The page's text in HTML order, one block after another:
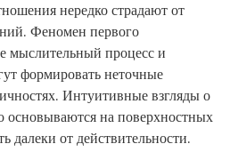
нередко страдают от
Феномен первого
мыслительный процесс и
формировать неточные
Интуитивные взгляды о
основываются на поверхностных
далеки от действительности.